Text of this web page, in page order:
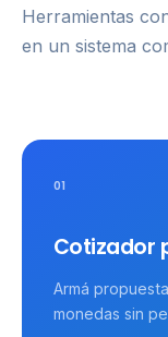
Herramientas
en un sistema
01
Cotizador
Armá
monedas sin